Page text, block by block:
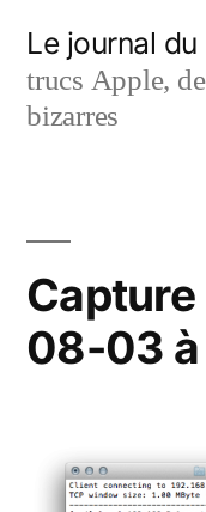
contenu
Le journal du
trucs Apple,
bizarres
Capture
08-03 à